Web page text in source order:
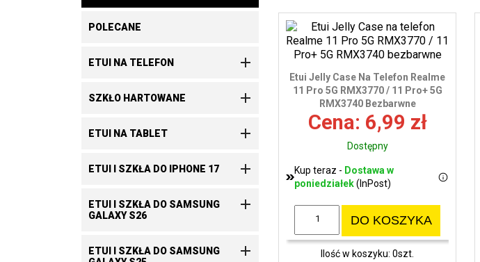
POLECANE
ETUI NA TELEFON 
SZKŁO HARTOWANE 
ETUI NA TABLET 
ETUI I SZKŁA DO IPHONE 17 
ETUI I SZKŁA DO SAMSUNG
GALAXY S26

ETUI I SZKŁA DO SAMSUNG

Etui Jelly Case Na Telefon Realme
11 Pro 5G RMX3770 / 11 Pro+ 5G
RMX3740 Bezbarwne
Cena: 6,99 zł
Dostępny
Kup teraz - Dostawa w
poniedziałek(InPost)
DO KOSZYKA
Ilość w koszyku: 0szt.